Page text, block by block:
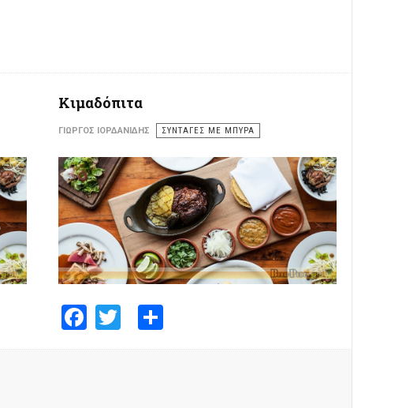
Κιμαδόπιτα
ΓΙΏΡΓΟΣ ΙΟΡΔΑΝΊΔΗΣ ΣΥΝΤΑΓΕΣ ΜΕ ΜΠΥΡΑ
Facebook
TwitterShare